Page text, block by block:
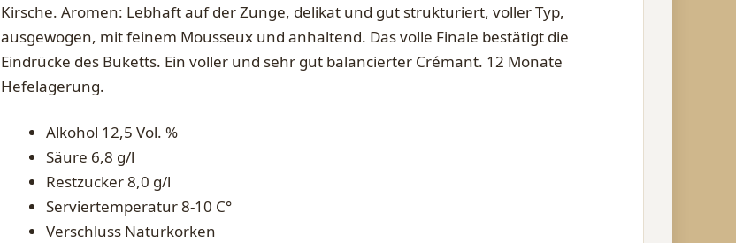
Kirsche. Aromen: Lebhaft auf der Zunge, delikat und gut strukturiert, voller Typ,
ausgewogen, mit feinem Mousseux und anhaltend. Das volle Finale bestätigt die
Eindrücke des Buketts. Ein voller und sehr gut balancierter Crémant. 12 Monate
Hefelagerung.
Alkohol 12,5 Vol. %
Säure 6,8 g/l
Restzucker 8,0 g/l
Serviertemperatur 8-10 C°
Verschluss Naturkorken